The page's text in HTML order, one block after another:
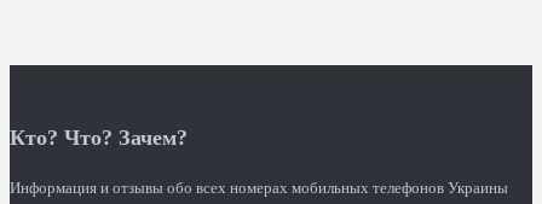
Кто? Что? Зачем?
Информация и отзывы обо всех номерах мобильных телефонов Украины